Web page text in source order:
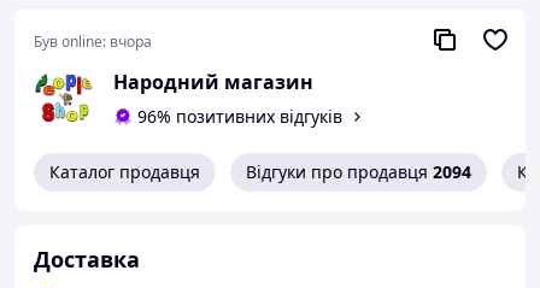
Був online: вчора
Народний магазин
96% позитивних відгуків
Каталог продавця Відгуки про продавця 2094
Доставка